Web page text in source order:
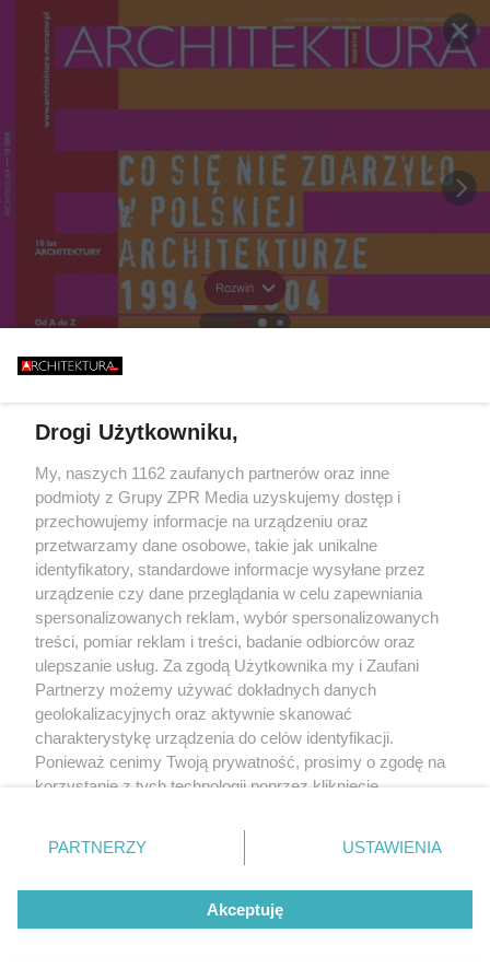
Rozwiń
Drogi Użytkowniku,
My, naszych 1162 zaufanych partnerów oraz inne
podmioty z Grupy ZPR Media uzyskujemy dostęp i
przechowujemy informacje na urządzeniu oraz
przetwarzamy dane osobowe, takie jak unikalne
identyfikatory, standardowe informacje wysyłane przez
urządzenie czy dane przeglądania w celu zapewniania
spersonalizowanych reklam, wybór spersonalizowanych
treści, pomiar reklam i treści, badanie odbiorców oraz
ulepszanie usług. Za zgodą Użytkownika my i Zaufani
Partnerzy możemy używać dokładnych danych
geolokalizacyjnych oraz aktywnie skanować
charakterystykę urządzenia do celów identyfikacji.
Ponieważ cenimy Twoją prywatność, prosimy o zgodę na
korzystanie z tych technologii poprzez kliknięcie
zmienić/wycofać klikając przycisk ustawień prywatności
znajdujący się w lewym dolnym rogu strony
rodzaje przetwarzania danych nie wymagają zgody
użytkownika, ale masz prawo sprzeciwić się takiemu
przetwarzaniu. Preferencje będą miały zastosowanie tylko
PARTNERZY USTAWIENIA
Akceptuję